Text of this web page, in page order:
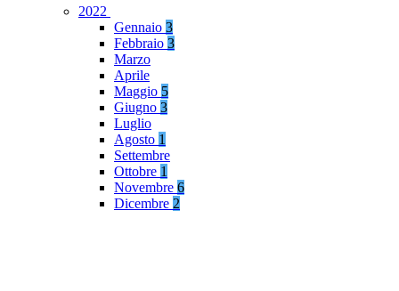
2022
Gennaio 3
Febbraio 3
Marzo
Aprile
Maggio 5
Giugno 3
Luglio
Agosto 1
Settembre
Ottobre 1
Novembre 6
Dicembre 2